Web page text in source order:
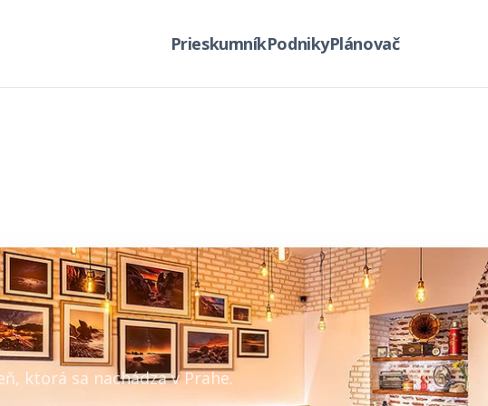
PrieskumníkPodnikyPlánovač
ktorá sa nachádza v Prahe.